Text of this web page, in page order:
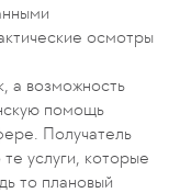
осмотры
а возможность
помощь
Получатель
услуги, которые
то плановый